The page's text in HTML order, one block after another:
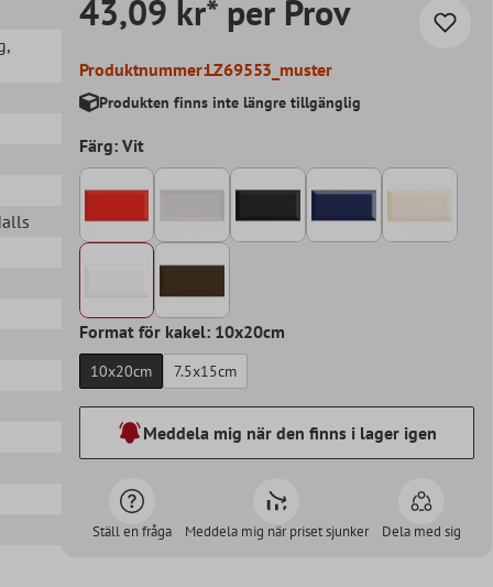
,
43,09 kr* per Prov
Produktnummer:LZ69553_muster
Produkten finns inte längre tillgänglig
Färg: Vit
Format för kakel: 10x20cm
10x20cm 7.5x15cm
Meddela mig när den finns i lager igen
Ställ en fråga Meddela mig när priset sjunker Dela med sig